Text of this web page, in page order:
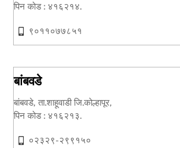
पिन कोड : ४१६२१४.
९०११०७७८५१
बांबवडे
बांबवडे, ता.शाहूवाडी जि.कोल्हापूर,
पिन कोड : ४१६२१३.
०२३२९-२९९१५०